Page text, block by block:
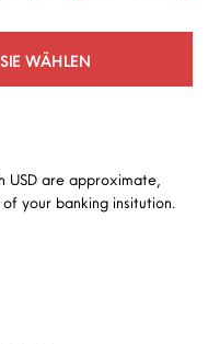
SIE WÄHLEN
USD are approximate,
your banking insitution.